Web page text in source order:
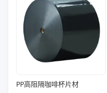
PP高阻隔咖啡杯片材